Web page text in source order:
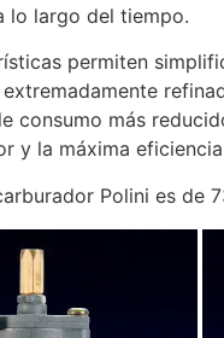
lo largo del tiempo.
permiten
consumo más
y la máxima
Polini es de